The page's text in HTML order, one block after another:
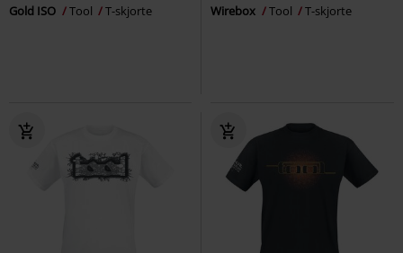
Gold ISO Tool T-skjorte Wirebox Tool T-skjorte